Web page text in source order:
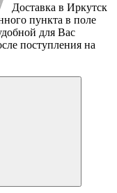
Доставка в Иркутск
пункта в поле
для Вас
поступления на